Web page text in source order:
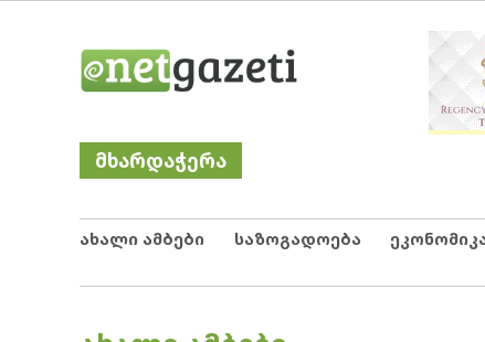
Netgazeti
მხარდაჭერა
ახალი ამბები საზოგადოება